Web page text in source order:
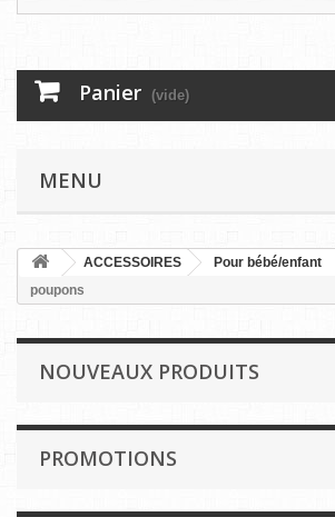
Panier (vide)
MENU
ACCESSOIRES Pour bébé/enfant
poupons
NOUVEAUX PRODUITS
PROMOTIONS